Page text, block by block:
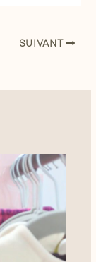
SUIVANT